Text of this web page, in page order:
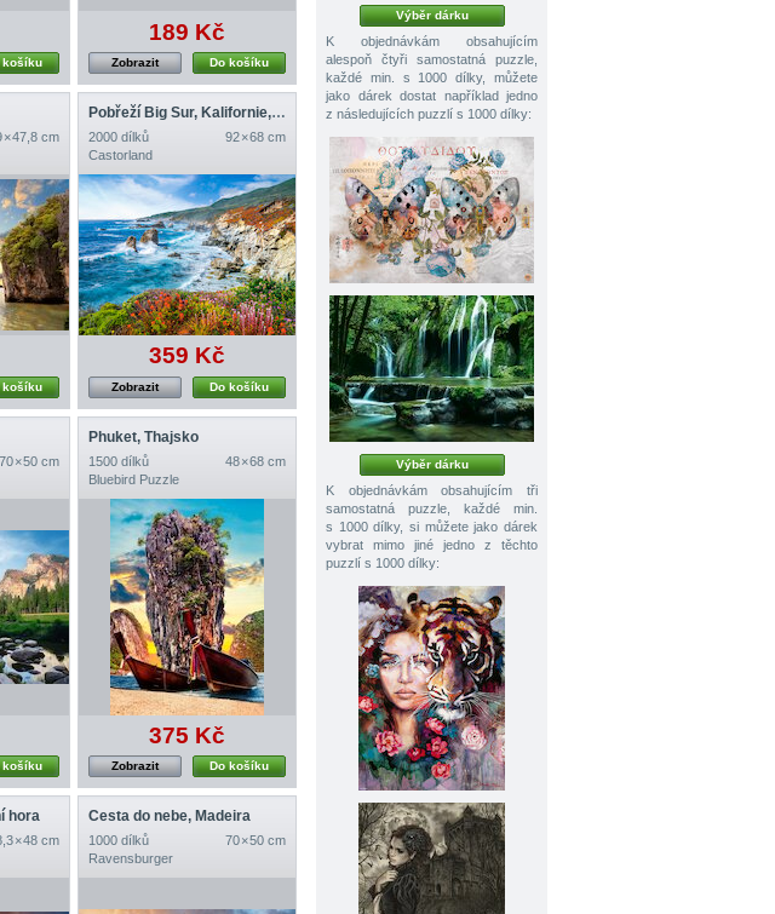
košíku
189 Kč
Do košíku
Zobrazit
× 47,8 cm
košíku
Pobřeží Big Sur, Kalifornie, USA
2000 dílků
92 × 68 cm
Castorland
359 Kč
Do košíku
Zobrazit
70 × 50 cm
košíku
Phuket, Thajsko
1500 dílků
48 × 68 cm
Bluebird Puzzle
375 Kč
Do košíku
Zobrazit
hora
× 48 cm
Cesta do nebe, Madeira
1000 dílků
70 × 50 cm
Ravensburger
Výběr dárku
K objednávkám obsahujícím
alespoň čtyři samostatná puzzle,
každé min. s 1000 dílky, můžete
jako dárek dostat například jedno
z následujících puzzlí s 1000 dílky:
Výběr dárku
K objednávkám obsahujícím tři
samostatná puzzle, každé min.
s 1000 dílky, si můžete jako dárek
vybrat mimo jiné jedno z těchto
puzzlí s 1000 dílky: